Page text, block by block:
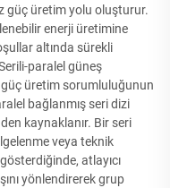
güç üretim yolu oluşturur.
enerji üretimine
altında sürekli
paralel güneş
güç üretim sorumluluğunun
bağlanmış seri dizi
kaynaklanır. Bir seri
veya teknik
atlayıcı
yönlendirerek grup